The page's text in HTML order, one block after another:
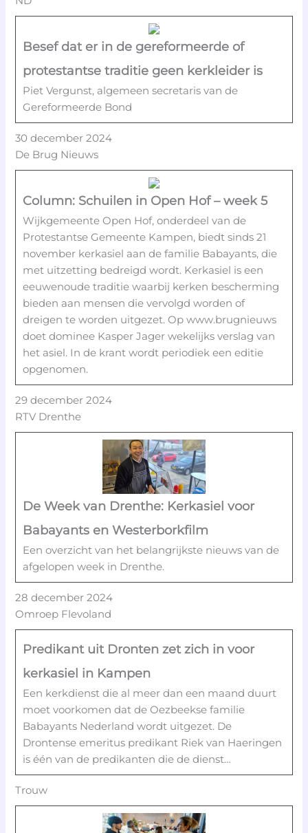
Besef dat er in de gereformeerde of
protestantse traditie geen kerkleider is
Piet Vergunst, algemeen secretaris van de
Gereformeerde Bond
30 december 2024
De Brug Nieuws
Column: Schuilen in Open Hof – week 5
Wijkgemeente Open Hof, onderdeel van de
Protestantse Gemeente Kampen, biedt sinds 21
november kerkasiel aan de familie Babayants, die
met uitzetting bedreigd wordt. Kerkasiel is een
eeuwenoude traditie waarbij kerken bescherming
bieden aan mensen die vervolgd worden of
dreigen te worden uitgezet. Op www.brugnieuws
doet dominee Kasper Jager wekelijks verslag van
het asiel. In de krant wordt periodiek een editie
opgenomen.
29 december 2024
RTV Drenthe
De Week van Drenthe: Kerkasiel voor
Babayants en Westerborkfilm
Een overzicht van het belangrijkste nieuws van de
afgelopen week in Drenthe.
28 december 2024
Omroep Flevoland
Predikant uit Dronten zet zich in voor
kerkasiel in Kampen
Een kerkdienst die al meer dan een maand duurt
moet voorkomen dat de Oezbeekse familie
Babayants Nederland wordt uitgezet. De
Drontense emeritus predikant Riek van Haeringen
is één van de predikanten die de dienst…
Trouw